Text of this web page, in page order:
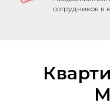
сотрудников в